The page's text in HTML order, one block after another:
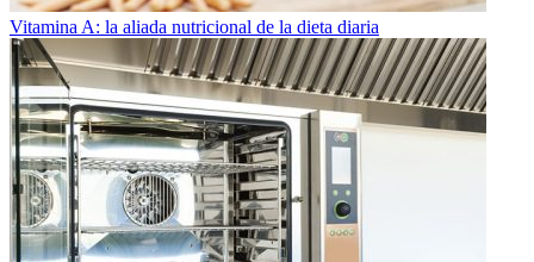
Vitamina A: la aliada nutricional de la dieta diaria